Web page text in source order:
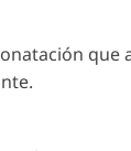
que